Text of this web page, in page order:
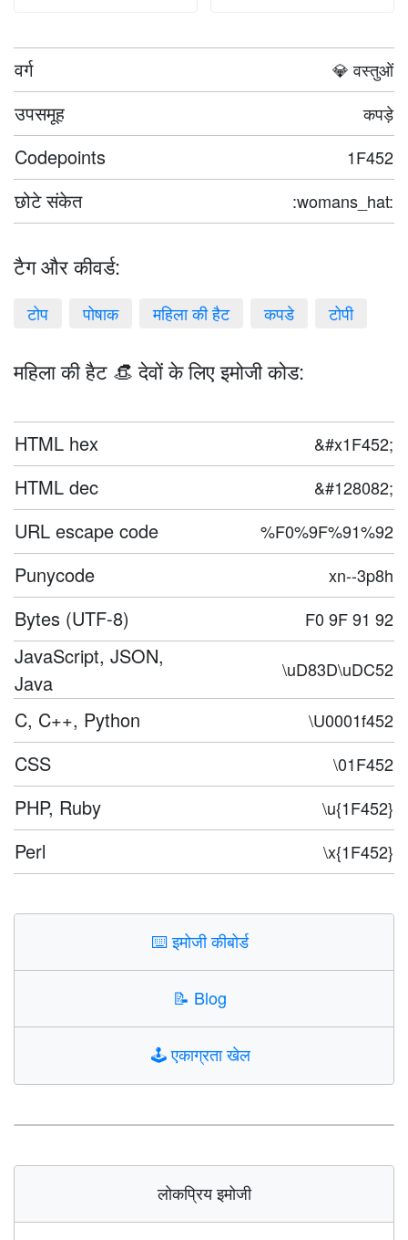
वर्ग 💎 वस्तुओं
उपसमूह कपड़े
Codepoints 1F452
छोटे संकेत :womans_hat:
टैग और कीवर्ड:
टोप पोषाक महिला की हैट कपडे टोपी
महिला की हैट 👒 देवों के लिए इमोजी कोड:
HTML hex &#x1F452;
HTML dec &#128082;
URL escape code %F0%9F%91%92
Punycode xn--3p8h
Bytes (UTF-8) F0 9F 91 92
JavaScript, JSON,
Java
\uD83D\uDC52
C, C++, Python \U0001f452
CSS \01F452
PHP, Ruby \u{1F452}
Perl \x{1F452}
⌨️इमोजी कीबोर्ड
📝 Blog
🕹️एकाग्रता खेल
लोकप्रिय इमोजी